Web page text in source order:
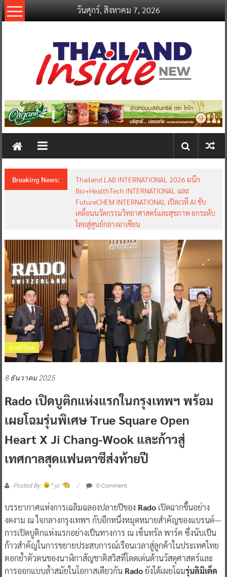
Skip
to
วันศุกร์, สิงหาคม 7, 2026
thailandinsidenew.com
Thailand
New
Breaking News:
Thailand LAB INTERNATIONAL 2026 ผนึก
Bio+HealthTech INTERNATIONAL และ
FutureCHEM INTERNATIONAL เปิดเวที AI ขับ
เคลื่อนนวัตกรรมวิทยาศาสตร์และสุขภาพ ยกระดับ
ไทยสู่ศูนย์กลางอาเซียน
ข่าวทั่วไทย
8 ธันวาคม 2025
Rado เปิดบูติกแห่งแรกในกรุงเทพฯ พร้อม
เผยโฉมรุ่นพิเศษ True Square Open
Heart X Ji Chang-Wook และก้าวสู่
เทศกาลสุดแฟนตาซีส่งท้ายปี
Posted By: ^ jo ^ 0 Comment
บรรยากาศแห่งการเฉลิมฉลองปลายปีของ Radoเปิดฉากขึ้นอย่าง
งดงาม ณ ใจกลางกรุงเทพฯ กับอีกหนึ่งหมุดหมายสำคัญของแบรนด์—
การเปิดบูติกแห่งแรกอย่างเป็นทางการ ณ เซ็นทรัล พาร์ค ซึ่งนับเป็น
ก้าวสำคัญในการขยายประสบการณ์เรือนเวลาสู่ลูกค้าในประเทศไทย
ตอกย้ำตัวตนของนาฬิกาสัญชาติสวิสที่โดดเด่นด้านวัสดุศาสตร์และ
การออกแบบล้ำสมัยในโอกาสเดียวกัน Radoยังได้เผยโฉมรุ่นลิมิเต็ด